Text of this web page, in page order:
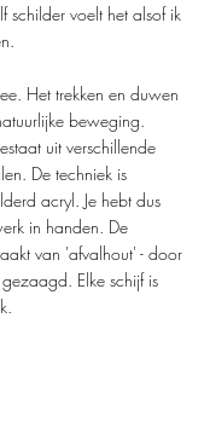
schilder voelt het alsof ik
Het trekken en duwen
beweging.
uit verschillende
De techniek is
acryl. Je hebt dus
in handen. De
van 'afvalhout' - door
Elke schijf is